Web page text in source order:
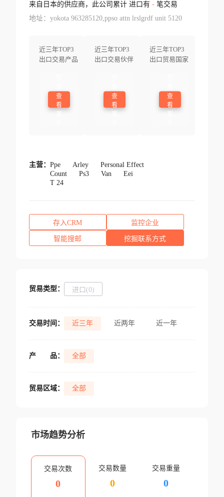
来自日本的供应商，此公司累计 进口有 -笔交易
地址：yokota 963285120,ppso attn lrslgrdf unit 5120
近三年TOP3
出口交易产品
查
看
近三年TOP3
出口交易伙伴
查
看
近三年TOP3
出口贸易国家
查
看
主营： Ppe Arley
Personal Effect
Count
Ps3 Van
Eei
T 24
存入CRM 监控企业
智能搜邮 挖掘联系方式
贸易类型： 进口(0)
交易时间： 近三年 近两年 近一年
产 品： 全部
贸易区域： 全部
市场趋势分析
交易次数
0
交易数量
0
交易重量
0